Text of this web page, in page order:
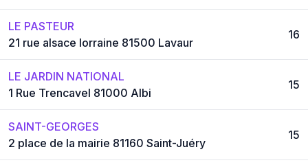
LE PASTEUR
21 rue alsace lorraine 81500 Lavaur
16
LE JARDIN NATIONAL
1 Rue Trencavel 81000 Albi
15
SAINT-GEORGES
2 place de la mairie 81160 Saint-Juéry
15